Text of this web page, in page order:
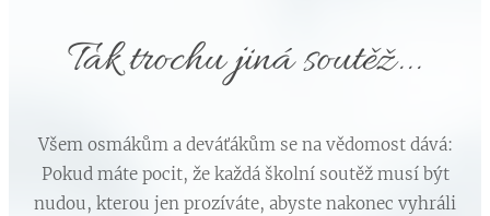
Tak trochu jiná soutěž...
Všem osmákům a deváťákům se na vědomost dává:
Pokud máte pocit, že každá školní soutěž musí být
nudou, kterou jen prozíváte, abyste nakonec vyhráli